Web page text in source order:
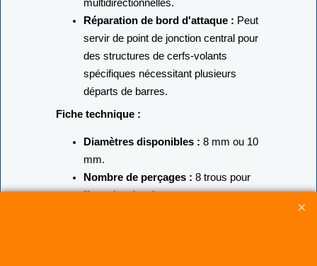
d'étoiles ou de structures
multidirectionnelles.
Réparation de bord d'attaque :Peut
servir de point de jonction central pour
des structures de cerfs-volants
spécifiques nécessitant plusieurs
départs de barres.
Fiche technique :
Diamètres disponibles :
mm.